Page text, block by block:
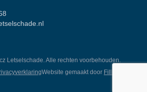
Letselschade. Alle rechten voorbehouden.
Website gemaakt door Fillingscreens